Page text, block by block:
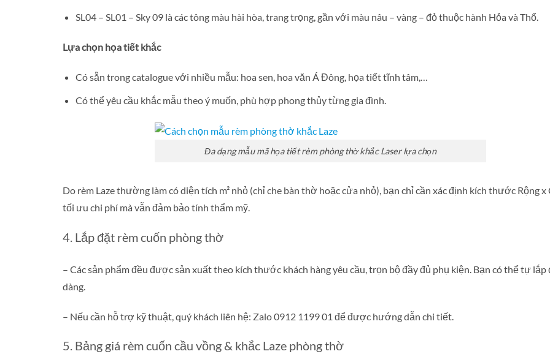
SL04 – SL01 – Sky 09 là các tông màu hài hòa, trang trọng, gần với màu nâu – vàng – đỏ thuộc hành Hỏa và Thổ.
Lựa chọn họa tiết khắc
Có sẵn trong catalogue với nhiều mẫu: hoa sen, hoa văn Á Đông, họa tiết tĩnh tâm,…
Có thể yêu cầu khắc mẫu theo ý muốn, phù hợp phong thủy từng gia đình.
Đa dạng mẫu mã họa tiết rèm phòng thờ khắc Laser lựa chọn
Do rèm Laze thường làm có diện tích m² nhỏ (chỉ che bàn thờ hoặc cửa nhỏ), bạn chỉ cần xác định kích thước Rộng x
tối ưu chi phí mà vẫn đảm bảo tính thẩm mỹ.
4. Lắp đặt rèm cuốn phòng thờ
– Các sản phẩm đều được sản xuất theo kích thước khách hàng yêu cầu, trọn bộ đầy đủ phụ kiện. Bạn có thể tự lắp
dàng.
– Nếu cần hỗ trợ kỹ thuật, quý khách liên hệ: Zalo 0912 1199 01 để được hướng dẫn chi tiết.
5. Bảng giá rèm cuốn cầu vồng & khắc Laze phòng thờ